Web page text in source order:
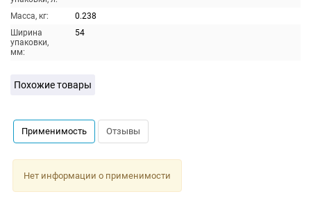
Масса, кг:
0.238
Ширина
упаковки,
мм:
54
Похожие товары
Применимость Отзывы
Нет информации о применимости